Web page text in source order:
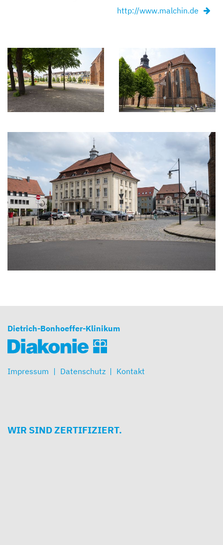
http://www.malchin.de
Dietrich-Bonhoeffer-Klinikum
Impressum Datenschutz Kontakt
WIR SIND ZERTIFIZIERT.